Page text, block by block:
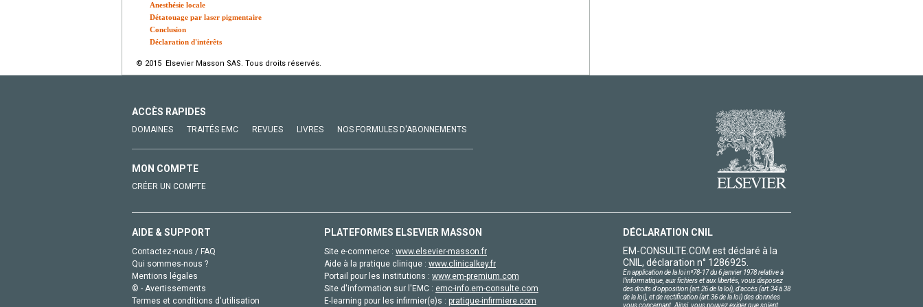
Anesthésie locale
Détatouage par laser pigmentaire
Conclusion
Déclaration d'intérêts
© 2015 Elsevier Masson SAS. Tous droits réservés.
ACCÈS RAPIDES
DOMAINES TRAITÉS EMC REVUES LIVRES NOS FORMULES D'ABONNEMENTS
MON COMPTE
CRÉER UN COMPTE
AIDE & SUPPORT
Contactez-nous / FAQ
Qui sommes-nous ?
Mentions légales
© - Avertissements
Termes et conditions d'utilisation
PLATEFORMES ELSEVIER MASSON
Site e-commerce : www.elsevier-masson.fr
Aide à la pratique clinique : www.clinicalkey.fr
Portail pour les institutions : www.em-premium.com
Site d'information sur l'EMC : emc-info.em-consulte.com
E-learning pour les infirmier(e)s : pratique-infirmiere.com
DÉCLARATION CNIL
EM-CONSULTE.COM est déclaré à la
CNIL, déclaration n° 1286925.
En application de la loi nº78-17 du 6 janvier 1978 relative à
l'informatique, aux fichiers et aux libertés, vous disposez
des droits d'opposition (art.26 de la loi), d'accès (art.34 à 38
de la loi), et de rectification (art.36 de la loi) des données
vous concernant. Ainsi, vous pouvez exiger que soient